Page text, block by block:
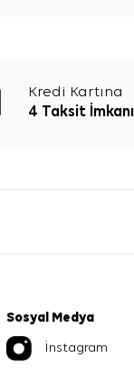
Kredi Kartına
4 Taksit İmkanı
Sosyal Medya
İnstagram